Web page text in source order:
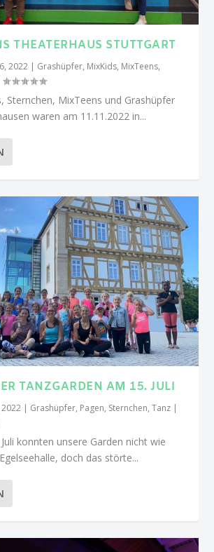
THEATERHAUS STUTTGART
2022 | Grashüpfer, MixKids, MixTeens,
Sternchen, MixTeens und Grashüpfer
waren am 11.11.2022 in...
TANZGARDEN AM 15. JULI
2022 | Grashüpfer, Pagen, Sternchen,Tanz |
konnten unsere Garden nicht wie
doch das störte...